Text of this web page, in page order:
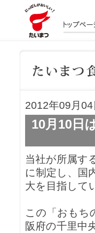
2012年09月
10月10日
当社が所属す
に制定し、国
大を目指して
この「おもち
阪府の千里中